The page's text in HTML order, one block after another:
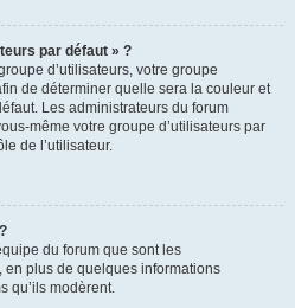
par défaut » ?
d’utilisateurs, votre groupe
de déterminer quelle sera la couleur et
Les administrateurs du forum
même votre groupe d’utilisateurs par
de l’utilisateur.
du forum que sont les
en plus de quelques informations
qu’ils modèrent.